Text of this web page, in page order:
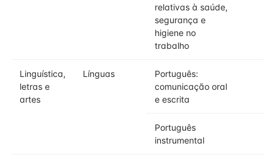
relativas à saúde,
segurança e
higiene no
trabalho
Linguística,
letras e
artes
Línguas
Português:
comunicação oral
e escrita
Português
instrumental